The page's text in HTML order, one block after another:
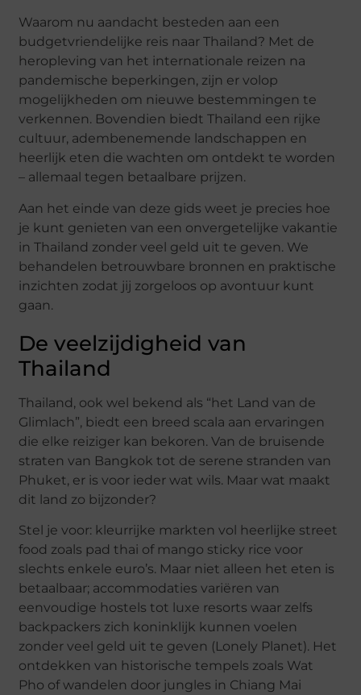
Waarom nu aandacht besteden aan een
budgetvriendelijke reis naar Thailand? Met de
heropleving van het internationale reizen na
pandemische beperkingen, zijn er volop
mogelijkheden om nieuwe bestemmingen te
verkennen. Bovendien biedt Thailand een rijke
cultuur, adembenemende landschappen en
heerlijk eten die wachten om ontdekt te worden
– allemaal tegen betaalbare prijzen.
Aan het einde van deze gids weet je precies hoe
je kunt genieten van een onvergetelijke vakantie
in Thailand zonder veel geld uit te geven. We
behandelen betrouwbare bronnen en praktische
inzichten zodat jij zorgeloos op avontuur kunt
gaan.
De veelzijdigheid van
Thailand
Thailand, ook wel bekend als “het Land van de
Glimlach”, biedt een breed scala aan ervaringen
die elke reiziger kan bekoren. Van de bruisende
straten van Bangkok tot de serene stranden van
Phuket, er is voor ieder wat wils. Maar wat maakt
dit land zo bijzonder?
Stel je voor: kleurrijke markten vol heerlijke street
food zoals pad thai of mango sticky rice voor
slechts enkele euro’s. Maar niet alleen het eten is
betaalbaar; accommodaties variëren van
eenvoudige hostels tot luxe resorts waar zelfs
backpackers zich koninklijk kunnen voelen
zonder veel geld uit te geven (Lonely Planet). Het
ontdekken van historische tempels zoals Wat
Pho of wandelen door jungles in Chiang Mai